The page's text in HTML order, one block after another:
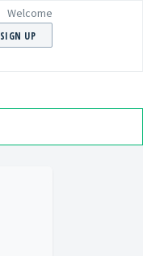
Welcome
SIGN UP